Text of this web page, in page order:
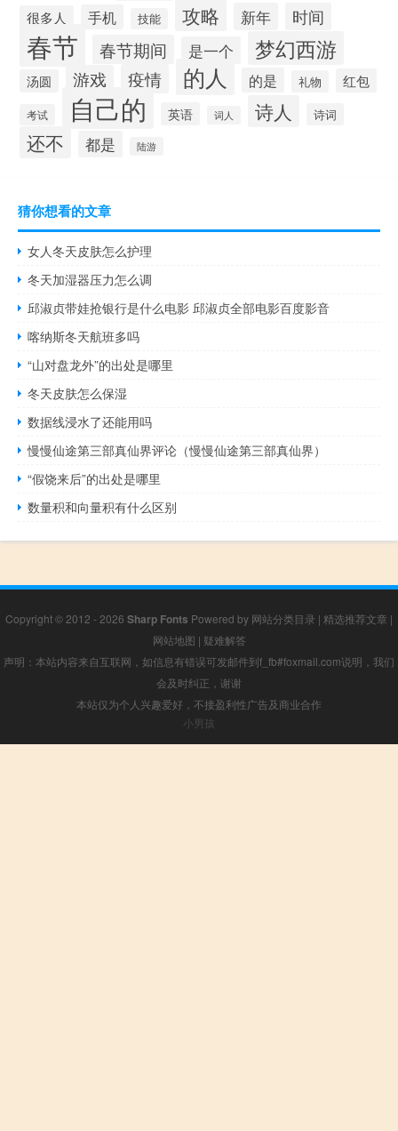
很多人 手机 技能 攻略 新年 时间
春节 春节期间 是一个 梦幻西游
汤圆 游戏 疫情 的人 的是 礼物 红包
考试 自己的 英语 词人 诗人 诗词
还不 都是 陆游
猜你想看的文章
女人冬天皮肤怎么护理
冬天加湿器压力怎么调
邱淑贞带娃抢银行是什么电影 邱淑贞全部电影百度影音
喀纳斯冬天航班多吗
“山对盘龙外”的出处是哪里
冬天皮肤怎么保湿
数据线浸水了还能用吗
慢慢仙途第三部真仙界评论（慢慢仙途第三部真仙界）
“假饶来后”的出处是哪里
数量积和向量积有什么区别
Copyright © 2012 - 2026 Sharp Fonts Powered by 网站分类目录 | 精选推荐文章 |
网站地图 | 疑难解答
声明：本站内容来自互联网，如信息有错误可发邮件到f_fb#foxmail.com说明，我们
会及时纠正，谢谢
本站仅为个人兴趣爱好，不接盈利性广告及商业合作
小男孩